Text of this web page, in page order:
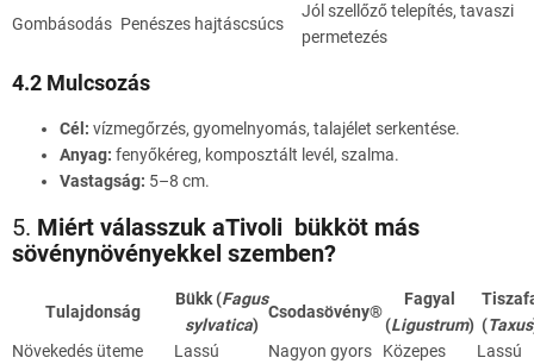
Gombásodás Penészes hajtáscsúcs
Jól szellőző telepítés, tavaszi
permetezés
4.2 Mulcsozás
Cél: vízmegőrzés, gyomelnyomás, talajélet serkentése.
Anyag: fenyőkéreg, komposztált levél, szalma.
Vastagság: 5–8 cm.
5. Miért válasszuk aTivoli bükköt más
sövénynövényekkel szemben?
Tulajdonság
Bükk (Fagus
sylvatica)
Csodasövény®
Fagyal
(Ligustrum) (Taxus
Növekedés üteme
Lassú Nagyon gyors Közepes
Lassú